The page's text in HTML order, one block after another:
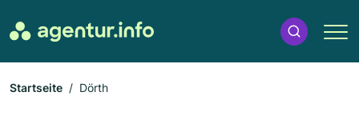
Startseite Dörth